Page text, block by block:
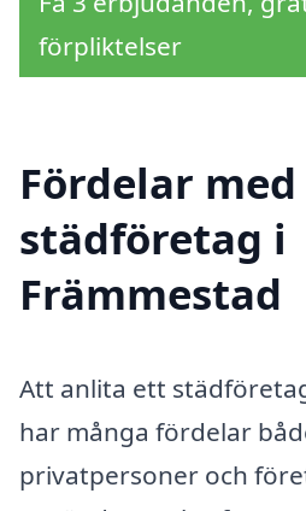
förpliktelser
Fördelar
städföretag i
Främmestad
Att anlita ett
har många fördelar
privatpersoner och